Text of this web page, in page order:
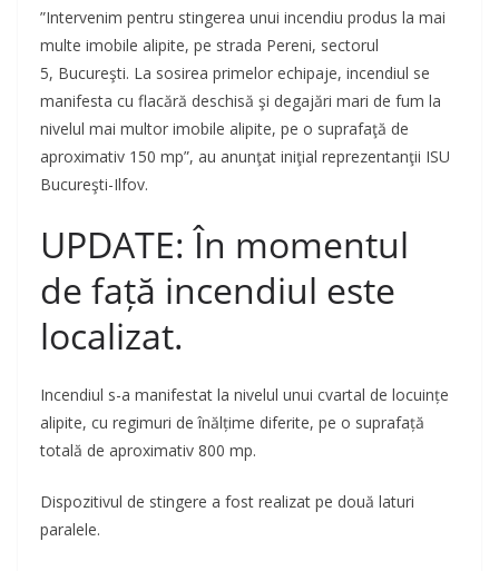
”Intervenim pentru stingerea unui incendiu produs la mai
multe imobile alipite, pe strada Pereni, sectorul
5, Bucureşti. La sosirea primelor echipaje, incendiul se
manifesta cu flacără deschisă şi degajări mari de fum la
nivelul mai multor imobile alipite, pe o suprafaţă de
aproximativ 150 mp”, au anunţat iniţial reprezentanţii ISU
Bucureşti-Ilfov.
UPDATE: În momentul
de față incendiul este
localizat.
Incendiul s-a manifestat la nivelul unui cvartal de locuințe
alipite, cu regimuri de înălțime diferite, pe o suprafață
totală de aproximativ 800 mp.
Dispozitivul de stingere a fost realizat pe două laturi
paralele.